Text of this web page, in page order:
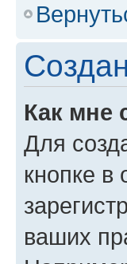
Как мне
Для
кнопке
ваших